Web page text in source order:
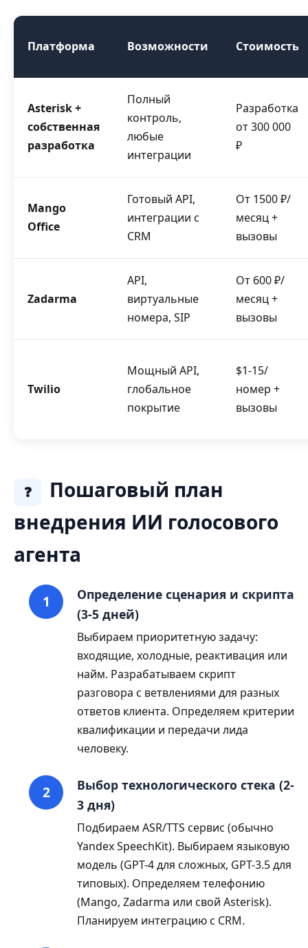
Платформа Возможности Стоимость
Asterisk +
собственная
разработка
Полный
контроль,
любые
интеграции
Разработка
от 300 000
₽
Mango
Office
Готовый API,
интеграции с
CRM
От 1500 ₽/
месяц +
вызовы
Zadarma
API,
виртуальные
номера, SIP
От 600 ₽/
месяц +
вызовы
Twilio
Мощный API,
глобальное
покрытие
$1-15/
номер +
вызовы
❓
Пошаговый план
внедрения ИИ голосового
агента
Определение сценария и скрипта
(3-5 дней)
Выбираем приоритетную задачу:
входящие, холодные, реактивация или
найм. Разрабатываем скрипт
разговора с ветвлениями для разных
ответов клиента. Определяем критерии
квалификации и передачи лида
человеку.
Выбор технологического стека (2-
3 дня)
Подбираем ASR/TTS сервис (обычно
Yandex SpeechKit). Выбираем языковую
модель (GPT-4 для сложных, GPT-3.5 для
типовых). Определяем телефонию
(Mango, Zadarma или свой Asterisk).
Планируем интеграцию с CRM.